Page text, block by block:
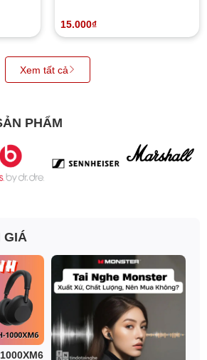
15.000₫
Xem tất cả
PHẨM
GIÁ